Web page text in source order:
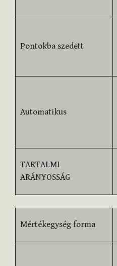
Pontokba szedett
Automatikus
TARTALMI
ARÁNYOSSÁG
Mértékegység forma